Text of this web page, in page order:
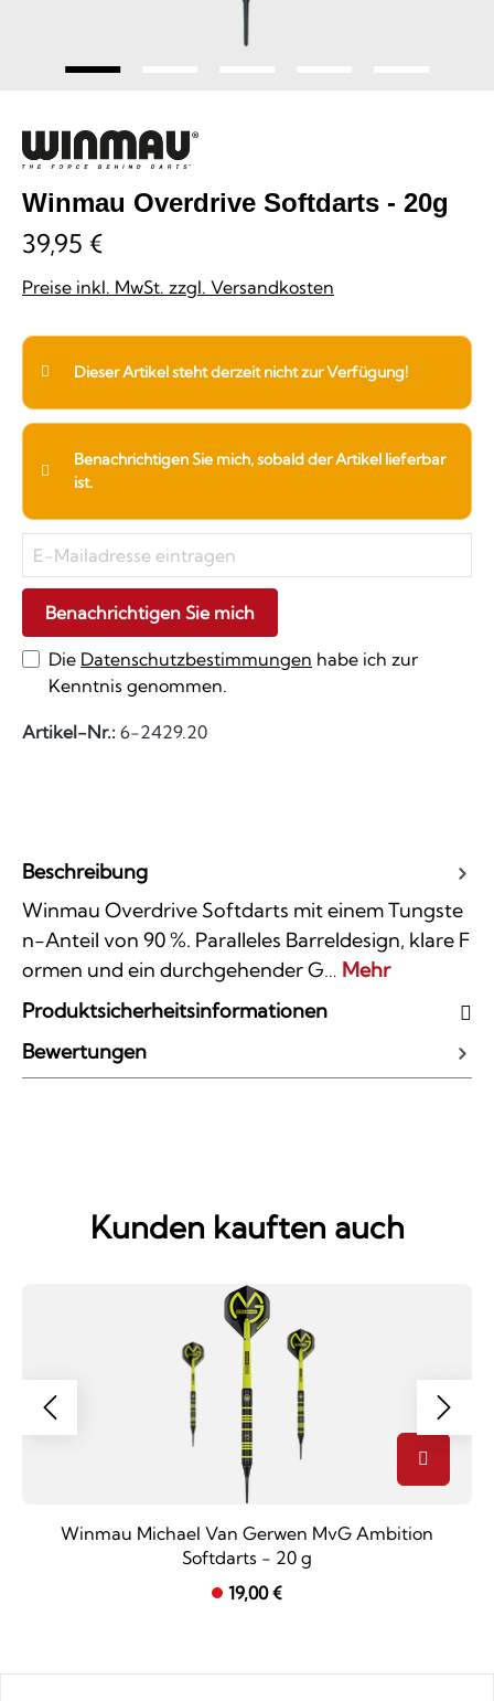
Winmau Overdrive Softdarts - 20g
39,95 €
Preise inkl. MwSt. zzgl. Versandkosten
Dieser Artikel steht derzeit nicht zur Verfügung!
Benachrichtigen Sie mich, sobald der Artikel lieferbar
ist.
Benachrichtigen Sie mich
Die Datenschutzbestimmungen habe ich zur
Kenntnis genommen.
Artikel-Nr.: 6-2429.20
Beschreibung
Winmau Overdrive Softdarts mit einem Tungste
n-Anteil von 90 %. Paralleles Barreldesign, klare F
ormen und ein durchgehender G… Mehr
Produktsicherheitsinformationen
Bewertungen
Kunden kauften auch
Winmau Michael Van Gerwen MvG Ambition
Softdarts - 20 g
19,00 €